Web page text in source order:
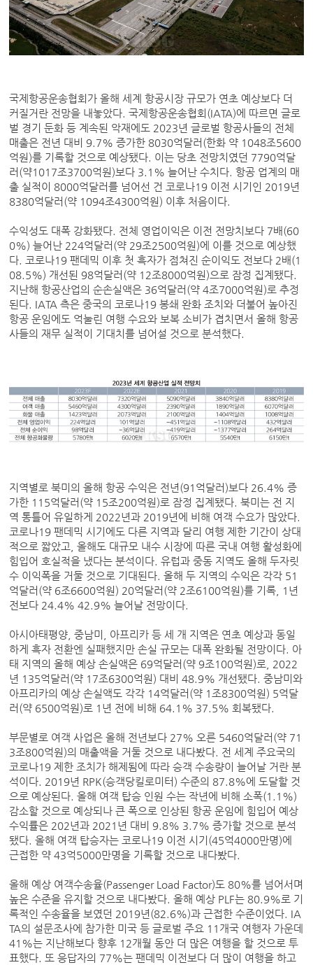
국제항공운송협회가 올해 세계 항공시장 규모가 연초 예상보다 더
커질거란 전망을 내놓았다. 국제항공운송협회(IATA)에 따르면 글로
벌 경기 둔화 등 계속된 악재에도 2023년 글로벌 항공사들의 전체
매출은 전년 대비 9.7% 증가한 8030억달러(한화 약 1048조5600
억원)를 기록할 것으로 예상됐다. 이는 당초 전망치였던 7790억달
러(약1017조3700억원)보다 3.1% 늘어난 수치다. 항공 업계의 매
출 실적이 8000억달러를 넘어선 건 코로나19 이전 시기인 2019년
8380억달러(약 1094조4300억원) 이후 처음이다.
수익성도 대폭 강화됐다. 전체 영업이익은 이전 전망치보다 7배(60
0%) 늘어난 224억달러(약 29조2500억원)에 이를 것으로 예상했
다. 코로나19 팬데믹 이후 첫 흑자가 점쳐진 순이익도 전보다 2배(1
08.5%) 개선된 98억달러(약 12조8000억원)으로 잠정 집계됐다.
지난해 항공산업의 순손실액은 36억달러(약 4조7000억원)로 추정
된다. IATA 측은 중국의 코로나19 봉쇄 완화 조치와 더불어 높아진
항공 운임에도 억눌린 여행 수요와 보복 소비가 겹치면서 올해 항공
사들의 재무 실적이 기대치를 넘어설 것으로 분석했다.
지역별로 북미의 올해 항공 수익은 전년(91억달러)보다 26.4% 증
가한 115억달러(약 15조200억원)로 잠정 집계됐다. 북미는 전 지
역 통틀어 유일하게 2022년과 2019년에 비해 여객 수요가 많았다.
코로나19 팬데믹 시기에도 다른 지역과 달리 여행 제한 기간이 상대
적으로 짧았고, 올해도 대규모 내수 시장에 따른 국내 여행 활성화에
힘입어 호실적을 냈다는 분석이다. 유럽과 중동 지역도 올해 두자릿
수 이익폭을 거둘 것으로 기대된다. 올해 두 지역의 수익은 각각 51
억달러(약 6조6600억원) 20억달러(약 2조6100억원)를 기록, 1년
전보다 24.4% 42.9% 늘어날 전망이다.
아시아태평양, 중남미, 아프리카 등 세 개 지역은 연초 예상과 동일
하게 흑자 전환엔 실패했지만 손실 규모는 대폭 완화될 전망이다. 아
태 지역의 올해 예상 손실액은 69억달러(약 9조100억원)로, 2022
년 135억달러(약 17조6300억원) 대비 48.9% 개선됐다. 중남미와
아프리카의 예상 손실액도 각각 14억달러(약 1조8300억원) 5억달
러(약 6500억원)로 1년 전에 비해 64.1% 37.5% 회복됐다.
부문별로 여객 사업은 올해 전년보다 27% 오른 5460억달러(약 71
3조800억원)의 매출액을 거둘 것으로 내다봤다. 전 세계 주요국의
코로나19 제한 조치가 해제됨에 따라 승객 수송량이 늘어날 거란 분
석이다. 2019년 RPK(승객당킬로미터) 수준의 87.8%에 도달할 것
으로 예상된다. 올해 여객 탑승 인원 수는 작년에 비해 소폭(1.1%)
감소할 것으로 예상되나 큰 폭으로 인상된 항공 운임에 힘입어 예상
수익률은 202년과 2021년 대비 9.8% 3.7% 증가할 것으로 분석
됐다. 올해 여객 탑승자는 코로나19 이전 시기(45억4000만명)에
근접한 약 43억5000만명을 기록할 것으로 내다봤다.
올해 예상 여객수송율(Passenger Load Factor)도 80%를 넘어서며
높은 수준을 유지할 것으로 내다봤다. 올해 예상 PLF는 80.9%로 기
록적인 수송율을 보였던 2019년(82.6%)과 근접한 수준이었다. IA
TA의 설문조사에 참가한 미국 등 글로벌 주요 11개국 여행자 가운데
41%는 지난해보다 향후 12개월 동안 더 많은 여행을 할 것으로 투
표했다. 또 응답자의 77%는 팬데믹 이전보다 더 많이 여행을 하고